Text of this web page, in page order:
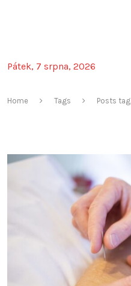
Pátek, 7 srpna, 2026
Home Tags Posts